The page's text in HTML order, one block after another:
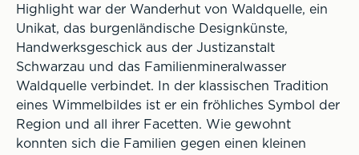
Highlight war der Wanderhut von Waldquelle, ein
Unikat, das burgenländische Designkünste,
Handwerksgeschick aus der Justizanstalt
Schwarzau und das Familienmineralwasser
Waldquelle verbindet. In der klassischen Tradition
eines Wimmelbildes ist er ein fröhliches Symbol der
Region und all ihrer Facetten. Wie gewohnt
konnten sich die Familien gegen einen kleinen